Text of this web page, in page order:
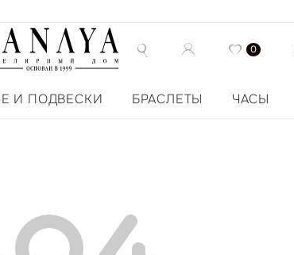
0
И ПОДВЕСКИ БРАСЛЕТЫ ЧАСЫ